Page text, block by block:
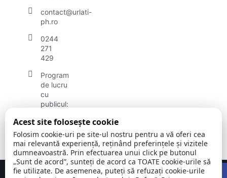
contact@urlati-
ph.ro
0244
271
429
Program
de lucru
cu
publicul:
vineri
08:00 -
16:30
Acest site folosește cookie
Folosim cookie-uri pe site-ul nostru pentru a vă oferi cea
mai relevantă experiență, reținând preferințele și vizitele
dumneavoastră. Prin efectuarea unui click pe butonul
„Sunt de acord”, sunteți de acord ca TOATE cookie-urile să
fie utilizate. De asemenea, puteți să refuzați cookie-urile